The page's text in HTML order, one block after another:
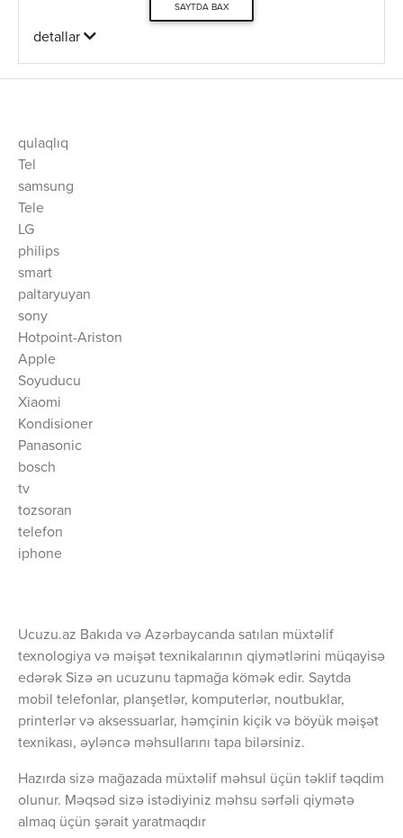
SAYTDA BAX
detallar
qulaqlıq
Tel
samsung
Tele
LG
philips
smart
paltaryuyan
sony
Hotpoint-Ariston
Apple
Soyuducu
Xiaomi
Kondisioner
Panasonic
bosch
tv
tozsoran
telefon
iphone
Ucuzu.az Bakıda və Azərbaycanda satılan müxtəlif
texnologiya və məişət texnikalarının qiymətlərini müqayisə
edərək Sizə ən ucuzunu tapmağa kömək edir. Saytda
mobil telefonlar, planşetlər, komputerlər, noutbuklar,
printerlər və aksessuarlar, həmçinin kiçik və böyük məişət
texnikası, əyləncə məhsullarını tapa bilərsiniz.
Hazırda sizə mağazada müxtəlif məhsul üçün təklif təqdim
olunur. Məqsəd sizə istədiyiniz məhsu sərfəli qiymətə
almaq üçün şərait yaratmaqdır